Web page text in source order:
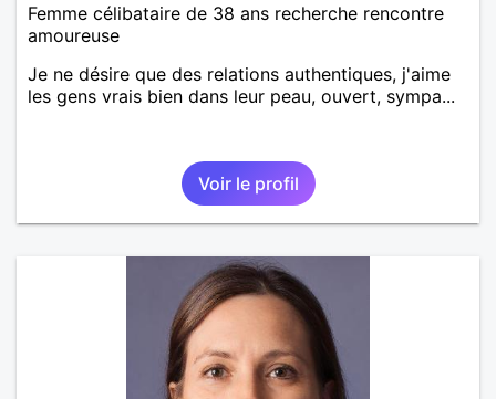
Femme célibataire de 38 ans recherche rencontre
amoureuse
Je ne désire que des relations authentiques, j'aime
les gens vrais bien dans leur peau, ouvert, sympa...
Voir le profil